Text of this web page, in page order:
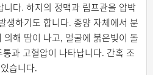
다. 하지의 정맥과 림프관을 압박
생하기도 합니다. 종양 자체에서 분
해 땀이 나고, 얼굴에 붉은빛이 돌
과 고혈압이 나타납니다. 간혹 조
습니다.